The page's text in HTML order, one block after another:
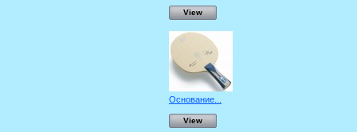
View
Основание...
View